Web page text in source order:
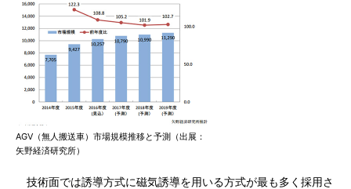
AGV（無人搬送車）市場規模推移と予測（出展：
矢野経済研究所）
技術面では誘導方式に磁気誘導を用いる方式が最も多く採用さ